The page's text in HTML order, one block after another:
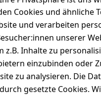
gefallen
Cookies und ähnliche
und verarbeiten
unserer
z.B. Inhalte zu
einzubinden oder
zu analysieren. Die
gesetzte Cookies.